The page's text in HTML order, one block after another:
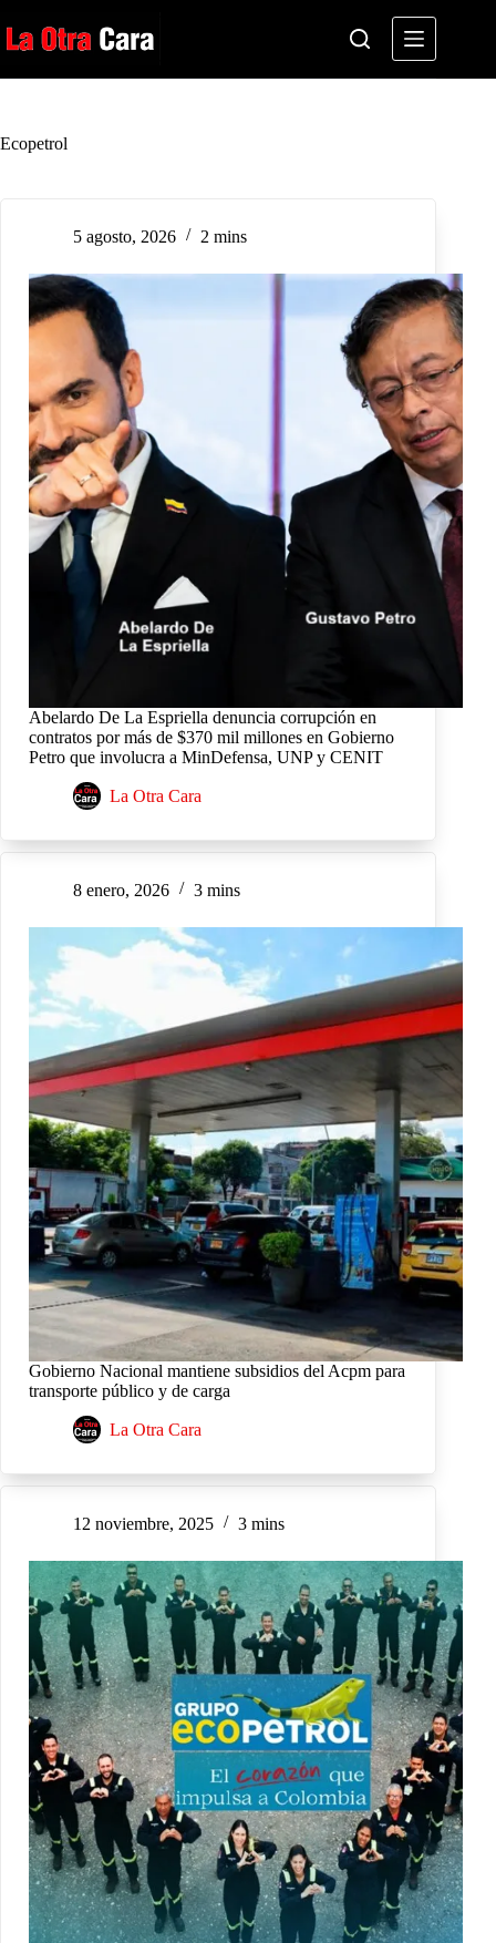
al
contenido
Ecopetrol
5 agosto, 2026 2 mins
Abelardo De La Espriella denuncia corrupción en
contratos por más de $370 mil millones en Gobierno
Petro que involucra a MinDefensa, UNP y CENIT
La Otra Cara
8 enero, 2026 3 mins
Gobierno Nacional mantiene subsidios del Acpm para
transporte público y de carga
La Otra Cara
12 noviembre, 2025 3 mins